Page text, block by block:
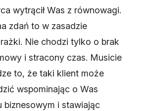
wytrącił Was z równowagi.
zdań to w zasadzie
Nie chodzi tylko o brak
i stracony czas. Musicie
to, że taki klient może
wspominając o Was
biznesowym i stawiając